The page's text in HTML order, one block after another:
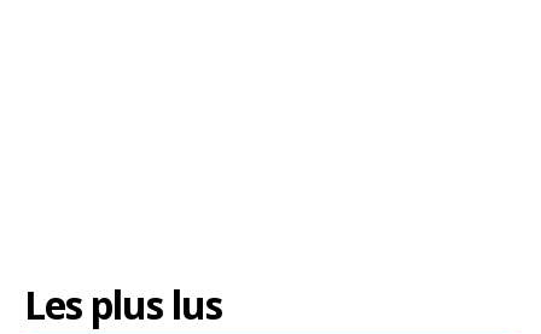
Les plus lus